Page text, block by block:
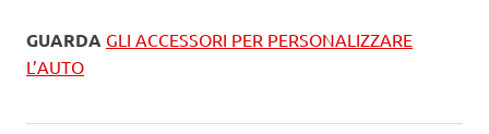
GUARDA GLI ACCESSORI PER PERSONALIZZARE
L’AUTO